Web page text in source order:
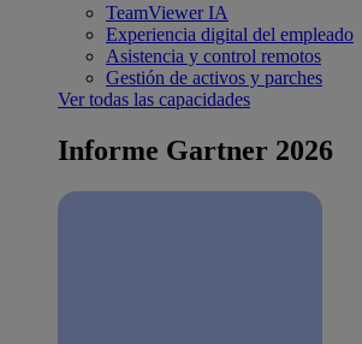
TeamViewer IA
Experiencia digital del empleado
Asistencia y control remotos
Gestión de activos y parches
Ver todas las capacidades
Informe Gartner 2026